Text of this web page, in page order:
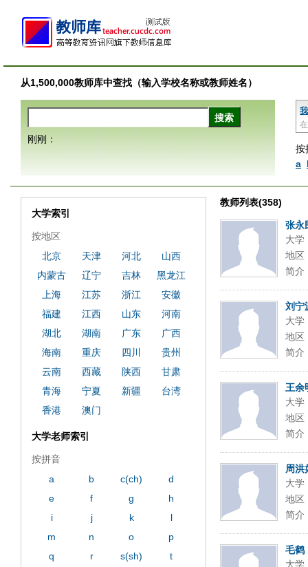
从1,500,000教师库中查找（输入学校名称或教师姓名）
按
a
刚刚：
教师列表(358)
张永
大学
地区
简介
刘宁
大学
地区
简介
王余
大学
地区
简介
周洪
大学
地区
简介
毛鹤
大学
大学索引
按地区
北京
天津 河北
山西
内蒙古
辽宁 吉林
黑龙江
上海
江苏 浙江
安徽
福建
江西 山东
河南
湖北
湖南 广东
广西
海南
重庆 四川
贵州
云南
西藏 陕西
甘肃
青海
宁夏 新疆
台湾
香港
澳门
大学老师索引
按拼音
a
b c(ch)
d
e
f g
h
i
j k
l
m
n o
p
q
r s(sh)
t